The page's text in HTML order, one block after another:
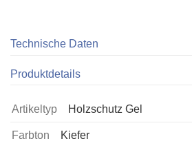
Technische Daten
Produktdetails
Artikeltyp Holzschutz Gel
Farbton Kiefer